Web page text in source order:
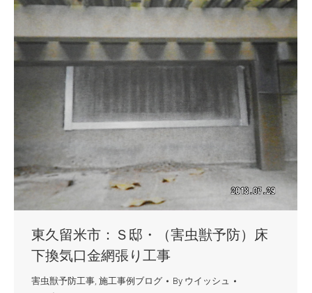
東久留米市：Ｓ邸・（害虫獣予防）床
下換気口金網張り工事
害虫獣予防工事, 施工事例ブログ By ウイッシュ